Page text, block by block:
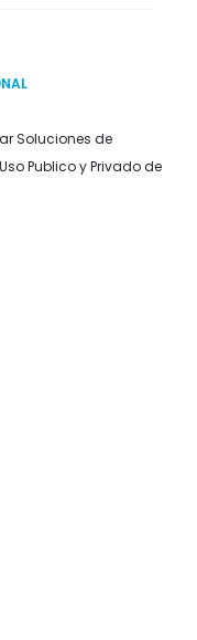
Soluciones de
Publico y Privado de